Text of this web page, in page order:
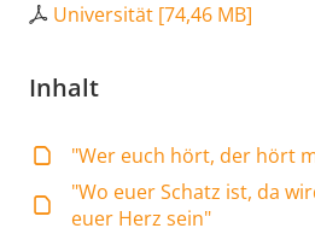
Universität [74,46 MB]
Inhalt
"Wer euch hört, der hört
"Wo euer Schatz ist, da
euer Herz sein"